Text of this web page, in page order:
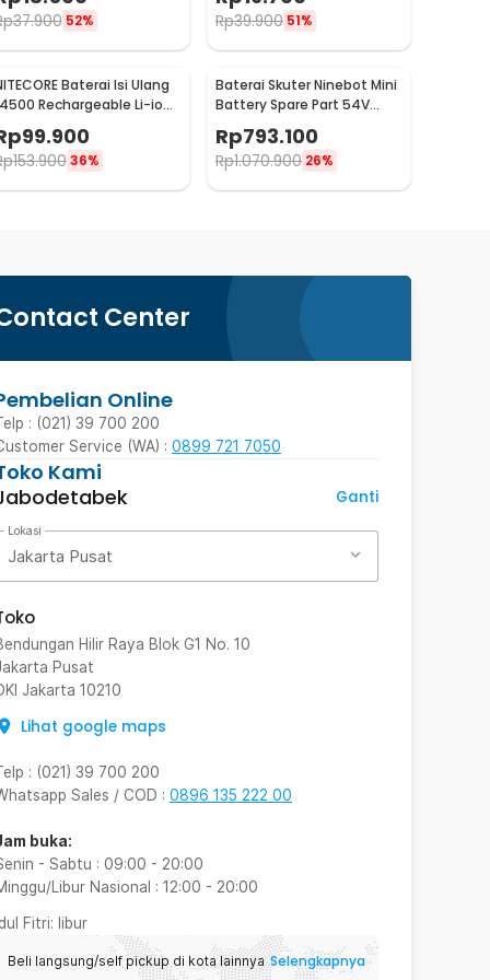
37.900 52% Rp39.900 51%
Baterai Isi Ulang
Rechargeable Li-ion
99.900
153.900 36%
Baterai Skuter Ninebot Mini
Battery Spare Part 54V
4900mAh
Rp793.100
Rp1.070.900 26%
Center
Online
: (021) 39 700 200
Service (WA) : 0899 721 7050
Kami
Ganti
Lokasi
Jakarta Pusat
Hilir Raya Blok G1 No. 10
Pusat
Jakarta 10210
Lihat google maps
: (021) 39 700 200
Sales / COD : 0896 135 222 00
buka:
- Sabtu : 09:00 - 20:00
Libur Nasional : 12:00 - 20:00
Fitri: libur
Beli langsung/self pickup di kota lainnya Selengkapnya